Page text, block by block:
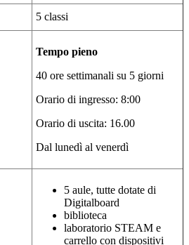
5 classi
Tempo pieno
40 ore settimanali su 5 giorni
Orario di ingresso: 8:00
Orario di uscita: 16.00
Dal lunedì al venerdì
5 aule, tutte dotate di
Digitalboard
biblioteca
laboratorio STEAM e
carrello con dispositivi